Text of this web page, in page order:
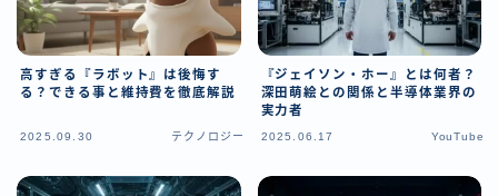
高すぎる『ラボット』は後悔す
る？できる事と維持費を徹底解説
2025.09.30 テクノロジー
『ジェイソン・ホー』とは何者？
深田萌絵との関係と半導体業界の
実力者
2025.06.17 YouTube